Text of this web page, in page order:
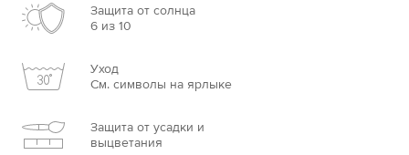
Защита от солнца
6 из 10
Уход
См. символы на ярлыке
Защита от усадки и
выцветания